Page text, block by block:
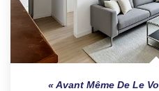
Avant Même De Le